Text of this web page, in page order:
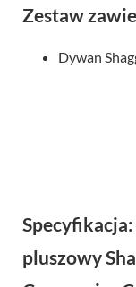
Zestaw
Dywan
pluszowy